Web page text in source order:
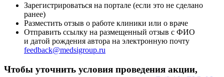
Зарегистрироваться на портале (если это не сделано
ранее)
Разместить отзыв о работе клиники или о враче
Отправить ссылку на размещенный отзыв с ФИО
и датой рождения автора на электронную почту
feedback@medsigroup.ru
Чтобы уточнить условия проведения акции,